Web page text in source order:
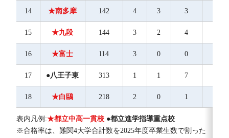
14 ★南多摩 142 4 3 3
15 ★九段 144 3 2 4
16 ★富士 114 3 0 0
17 ●八王子東 313 1 1 7
18 ★白鷗 218 2 0 1
表内凡例:★都立中高一貫校 ●都立進学指導重点校
※合格率は、難関4大学合計数を2025年度卒業生数で割った